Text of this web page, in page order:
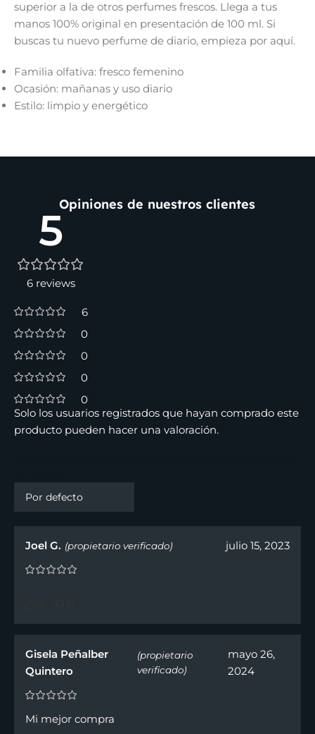
superior a la de otros perfumes frescos. Llega a tus
manos 100% original en presentación de 100 ml. Si
buscas tu nuevo perfume de diario, empieza por aquí.
Familia olfativa: fresco femenino
Ocasión: mañanas y uso diario
Estilo: limpio y energético
Opiniones de nuestros clientes
5
6 reviews
6
0
0
0
0
Joel G. (propietario verificado) julio 15, 2023
Gisela Peñalber
Quintero
(propietario
verificado)
mayo 26,
2024
Mi mejor compra
Solo los usuarios registrados que hayan comprado este
producto pueden hacer una valoración.